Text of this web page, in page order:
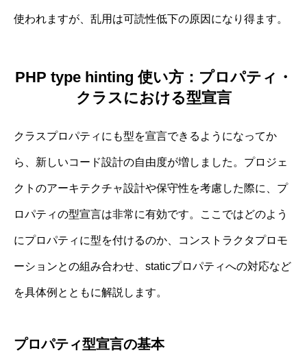
使われますが、乱用は可読性低下の原因になり得ます。
PHP type hinting 使い方：プロパティ・
クラスにおける型宣言
クラスプロパティにも型を宣言できるようになってか
ら、新しいコード設計の自由度が増しました。プロジェ
クトのアーキテクチャ設計や保守性を考慮した際に、プ
ロパティの型宣言は非常に有効です。ここではどのよう
にプロパティに型を付けるのか、コンストラクタプロモ
ーションとの組み合わせ、staticプロパティへの対応など
を具体例とともに解説します。
プロパティ型宣言の基本